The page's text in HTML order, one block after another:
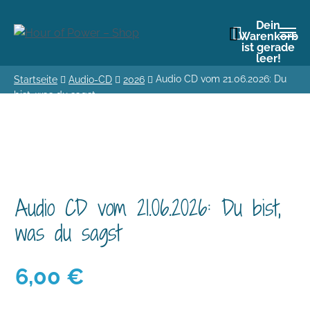
Dein
Warenkorb
ist gerade
leer!
Startseite Audio-CD 2026
Audio CD vom 21.06.2026: Du
bist, was du sagst
Audio CD vom 21.06.2026: Du bist,
was du sagst
6,00 €